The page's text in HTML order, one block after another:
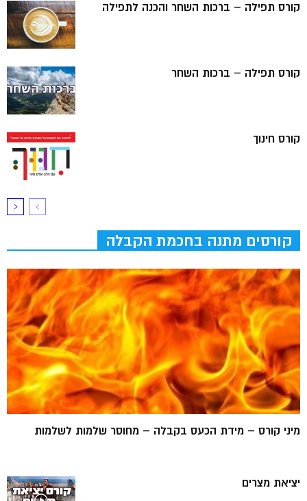
קורס תפילה – ברכות השחר והכנה לתפילה
קורס תפילה – ברכות השחר
קורס חינוך
קורסים מתנה בחכמת הקבלה
מיני קורס – מידת הכעס בקבלה – מחוסר שלמות לשלמות
יציאת מצרים